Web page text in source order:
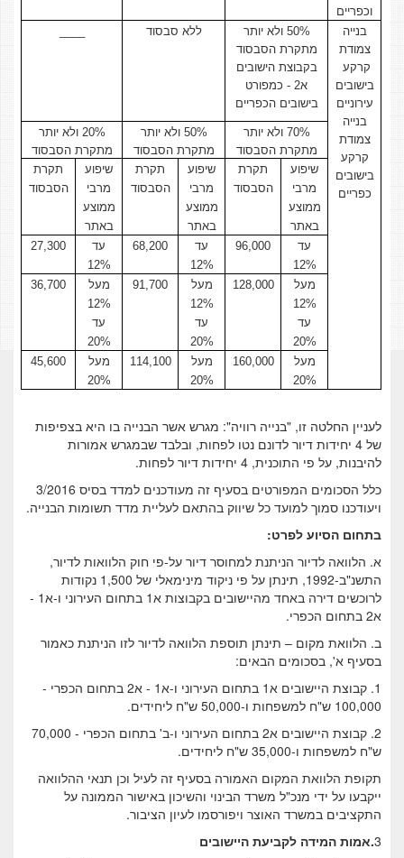
וכפריים
בנייה
צמודת
קרקע
בישובים
עירוניים
בנייה
צמודת
קרקע
בישובים
כפריים
50% ולא יותר
מתקרת הסבסוד
בקבוצת הישובים
א2 - כמפורט
בישובים הכפריים
ללא סבסוד
70% ולא יותר
מתקרת הסבסוד
50% ולא יותר
מתקרת הסבסוד
20% ולא יותר
מתקרת הסבסוד
שיפוע
מרבי
ממוצע
באתר
תקרת
הסבסוד
שיפוע
מרבי
ממוצע
באתר
תקרת
הסבסוד
שיפוע
מרבי
ממוצע
באתר
תקרת
הסבסוד
עד
12%
96,000
עד
12%
68,200
עד
12%
27,300
מעל
12%
עד
20%
128,000
מעל
12%
עד
20%
91,700
מעל
12%
עד
20%
36,700
מעל
20%
160,000
מעל
20%
114,100
מעל
20%
45,600
לעניין החלטה זו, "בנייה רוויה": מגרש אשר הבנייה בו היא בצפיפות
של 4 יחידות דיור לדונם נטו לפחות, ובלבד שבמגרש אמורות
להיבנות, על פי התוכנית, 4 יחידות דיור לפחות.
כלל הסכומים המפורטים בסעיף זה מעודכנים למדד בסיס 3/2016
ויעודכנו סמוך למועד כל שיווק בהתאם לעליית מדד תשומות הבנייה.
בתחום הסיוע לפרט:
א. הלוואה לדיור הניתנת למחוסר דיור על-פי חוק הלוואות לדיור,
התשנ"ב-1992, תינתן על פי ניקוד מינימאלי של 1,500 נקודות
לרוכשים דירה באחד מהיישובים בקבוצות א1 בתחום העירוני ו-א1 -
א2 בתחום הכפרי.
ב. הלוואת מקום – תינתן תוספת הלוואה לדיור לזו הניתנת כאמור
בסעיף א', בסכומים הבאים:
1. קבוצת היישובים א1 בתחום העירוני ו-א1 - א2 בתחום הכפרי -
100,000 ש"ח למשפחות ו-50,000 ש"ח ליחידים.
2. קבוצת היישובים א2 בתחום העירוני ו-ב' בתחום הכפרי - 70,000
ש"ח למשפחות ו-35,000 ש"ח ליחידים.
תקופת הלוואת המקום האמורה בסעיף זה לעיל וכן תנאי ההלוואה
ייקבעו על ידי מנכ"ל משרד הבינוי והשיכון באישור הממונה על
התקציבים במשרד האוצר ויפורסמו לעיון הציבור.
3.אמות המידה לקביעת היישובים